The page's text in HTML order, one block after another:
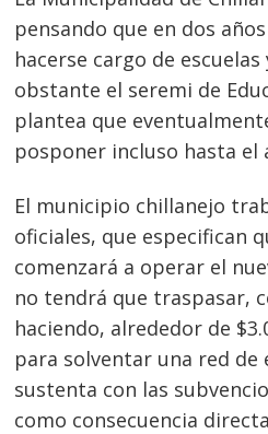
pensando que en dos
hacerse cargo de escuelas
obstante el seremi de
plantea que
posponer incluso hasta el
El municipio chillanejo
oficiales, que especifican
comenzará a operar el
no tendrá que traspasar,
haciendo, alrededor de
para solventar una red de
sustenta con las
como consecuencia